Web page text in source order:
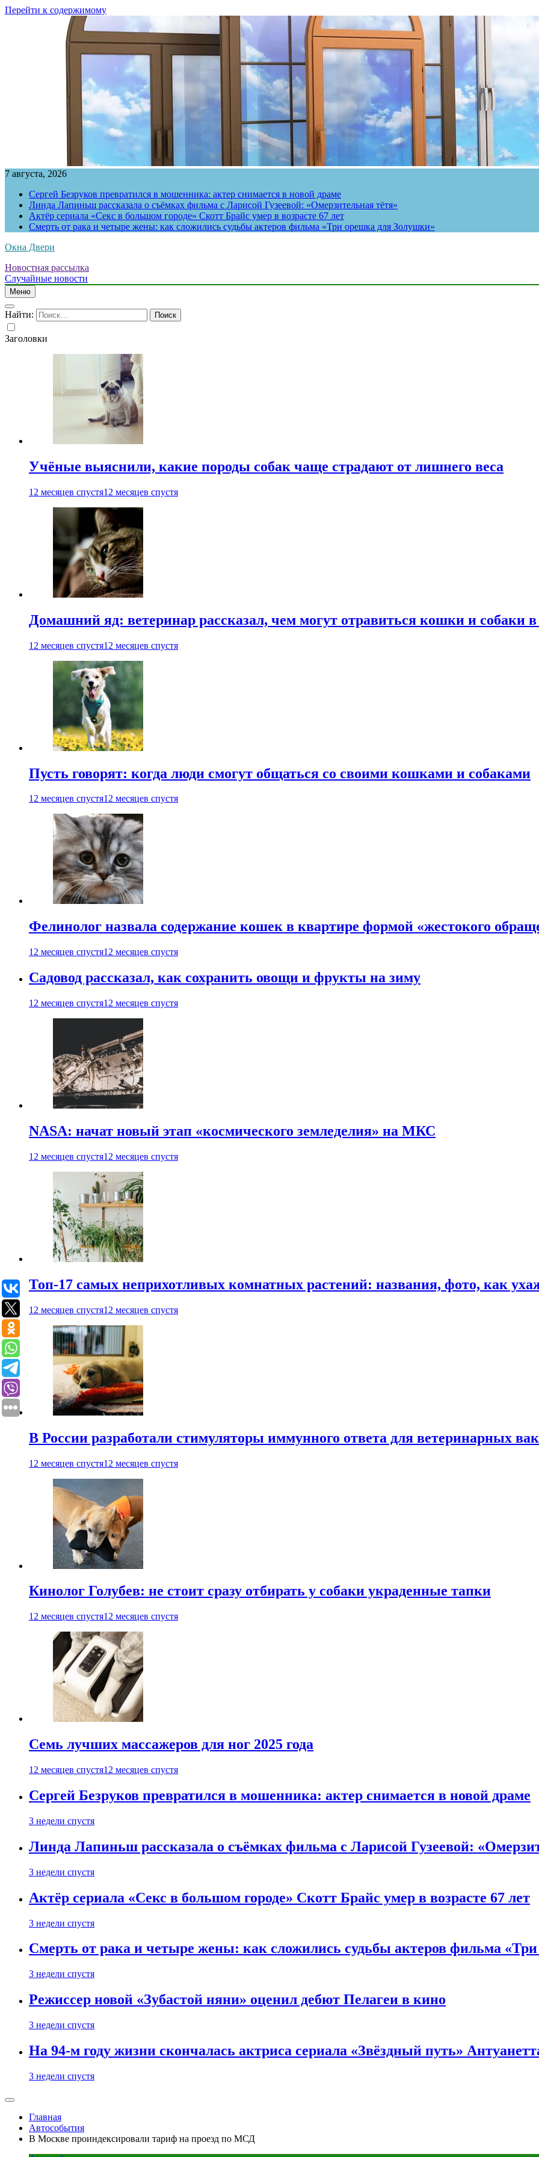
Перейти к содержимому
7 августа, 2026
Сергей Безруков превратился в мошенника: актер снимается в новой драме
Линда Лапиньш рассказала о съёмках фильма с Ларисой Гузеевой: «Омерзительная тётя»
Актёр сериала «Секс в большом городе» Скотт Брайс умер в возрасте 67 лет
Смерть от рака и четыре жены: как сложились судьбы актеров фильма «Три орешка для Золушки»
Окна Двери
Новостная рассылка
Случайные новости
Меню
Найти:
Заголовки
Учёные выяснили, какие породы собак чаще страдают от лишнего веса
12 месяцев спустя12 месяцев спустя
Домашний яд: ветеринар рассказал, чем могут отравиться кошки и собаки
12 месяцев спустя12 месяцев спустя
Пусть говорят: когда люди смогут общаться со своими кошками и собаками
12 месяцев спустя12 месяцев спустя
Фелинолог назвала содержание кошек в квартире формой «жестокого
12 месяцев спустя12 месяцев спустя
Садовод рассказал, как сохранить овощи и фрукты на зиму
12 месяцев спустя12 месяцев спустя
NASA: начат новый этап «космического земледелия» на МКС
12 месяцев спустя12 месяцев спустя
Топ-17 самых неприхотливых комнатных растений: названия, фото, как
12 месяцев спустя12 месяцев спустя
В России разработали стимуляторы иммунного ответа для ветеринарных
12 месяцев спустя12 месяцев спустя
Кинолог Голубев: не стоит сразу отбирать у собаки украденные тапки
12 месяцев спустя12 месяцев спустя
Семь лучших массажеров для ног 2025 года
12 месяцев спустя12 месяцев спустя
Сергей Безруков превратился в мошенника: актер снимается в новой драме
3 недели спустя
Линда Лапиньш рассказала о съёмках фильма с Ларисой Гузеевой:
3 недели спустя
Актёр сериала «Секс в большом городе» Скотт Брайс умер в возрасте 67 лет
3 недели спустя
Смерть от рака и четыре жены: как сложились судьбы актеров фильма
3 недели спустя
Режиссер новой «Зубастой няни» оценил дебют Пелагеи в кино
3 недели спустя
На 94-м году жизни скончалась актриса сериала «Звёздный путь»
3 недели спустя
Главная
Автособытия
В Москве проиндексировали тариф на проезд по МСД